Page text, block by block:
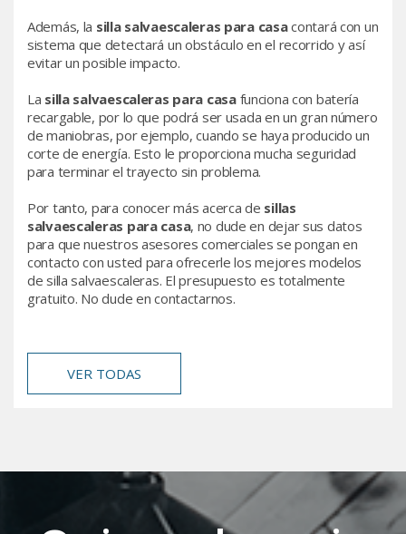
Además, la silla salvaescaleras para casacontará con un
sistema que detectará un obstáculo en el recorrido y así
evitar un posible impacto.
La silla salvaescaleras para casafunciona con batería
recargable, por lo que podrá ser usada en un gran número
de maniobras, por ejemplo, cuando se haya producido un
corte de energía. Esto le proporciona mucha seguridad
para terminar el trayecto sin problema.
Por tanto, para conocer más acerca de sillas
salvaescaleras para casa, no dude en dejar sus datos
para que nuestros asesores comerciales se pongan en
contacto con usted para ofrecerle los mejores modelos
de silla salvaescaleras. El presupuesto es totalmente
gratuito. No dude en contactarnos.
VER TODAS